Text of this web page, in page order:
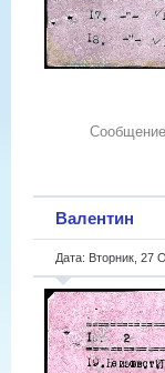
Валентин
Дата: Вторник, 27